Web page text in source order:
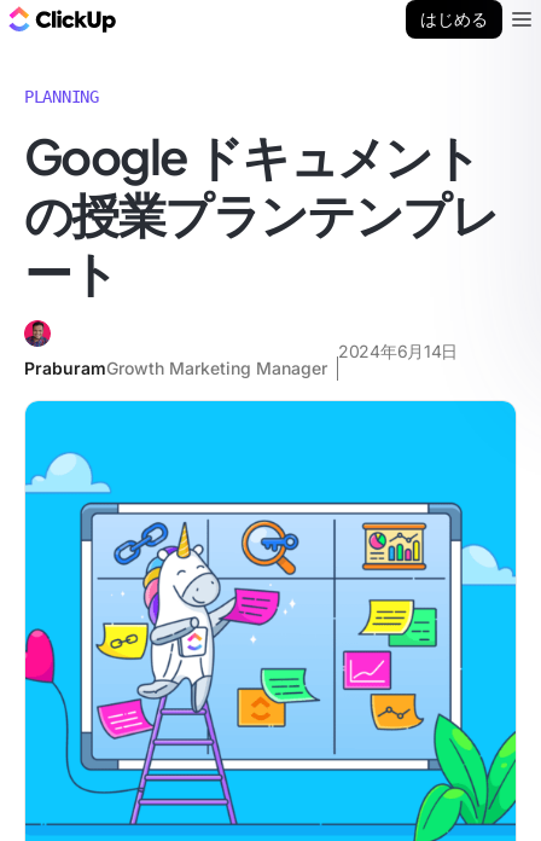
はじめる
PLANNING
Google ドキュメント
の授業プランテンプレ
ート
PraburamGrowth Marketing Manager
2024年6月14日